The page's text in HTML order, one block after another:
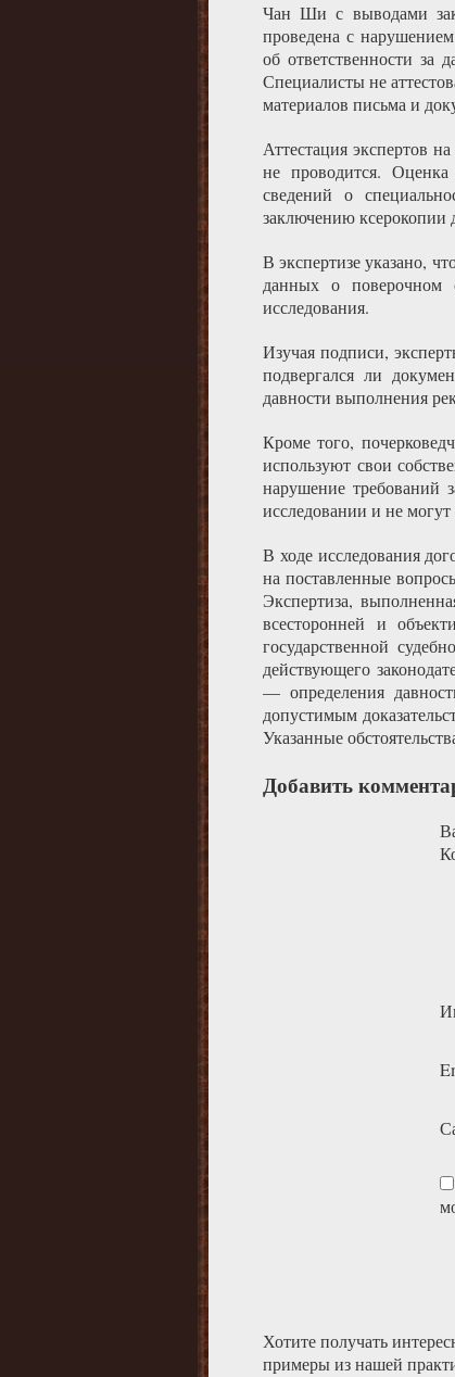
Чан Ши с выводами
проведена с
об ответственности за
Специалисты не
материалов письма и
Аттестация экспертов
не проводится. Оценка
сведений о
заключению ксерокопии
В экспертизе указано,
данных о поверочном
исследования.
Изучая подписи,
подвергался ли
давности выполнения
Кроме того,
используют свои
нарушение требований
исследовании и не
В ходе исследования
на поставленные
Экспертиза,
всесторонней и
государственной
действующего
— определения
допустимым
Указанные
Добавить
Хотите получать
примеры из нашей